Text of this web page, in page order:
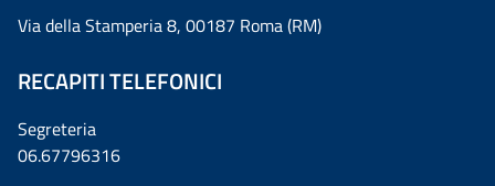
Via della Stamperia 8, 00187 Roma (RM)
RECAPITI TELEFONICI
Segreteria
06.67796316